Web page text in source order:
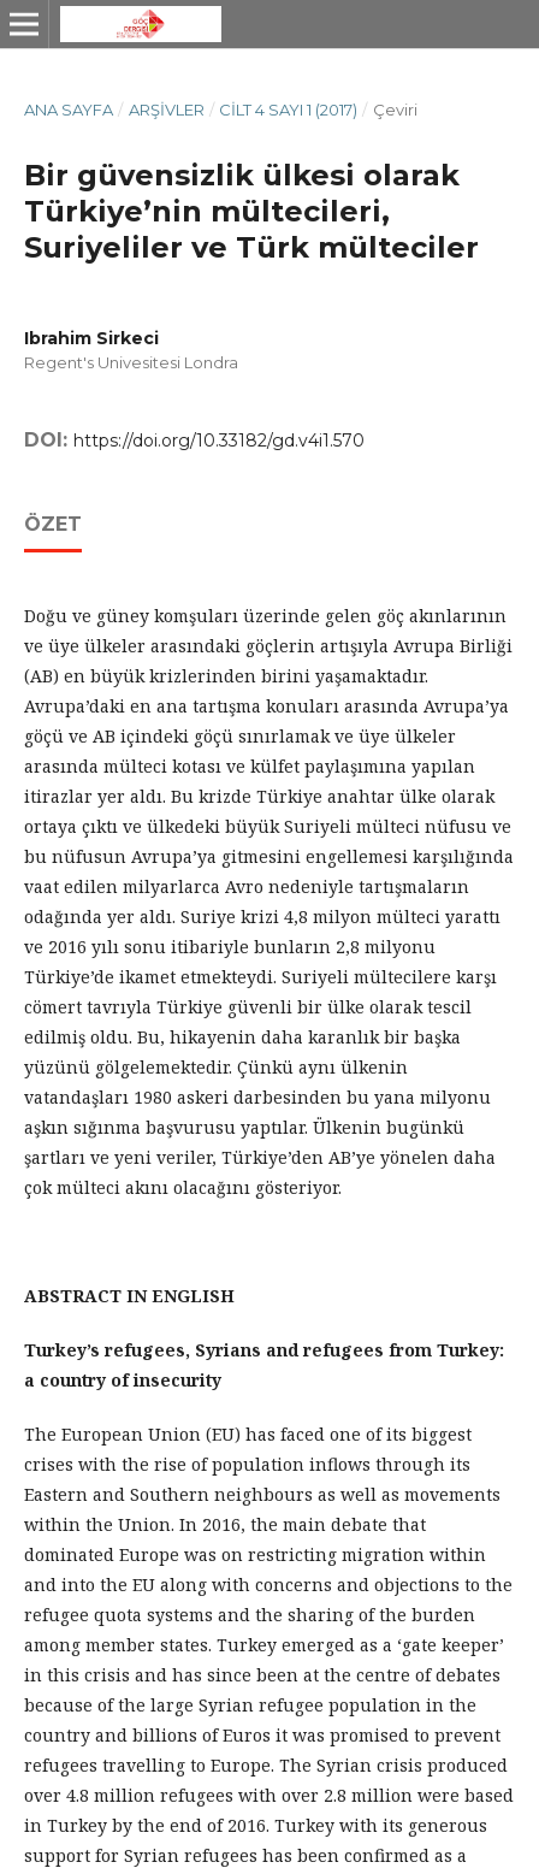
ANA SAYFA / ARŞIVLER / CILT 4 SAYI 1 (2017) / Çeviri
Bir güvensizlik ülkesi olarak
Türkiye’nin mültecileri,
Suriyeliler ve Türk mülteciler
Ibrahim Sirkeci
Regent's Univesitesi Londra
DOI: https://doi.org/10.33182/gd.v4i1.570
ÖZET
Doğu ve güney komşuları üzerinde gelen göç akınlarının
ve üye ülkeler arasındaki göçlerin artışıyla Avrupa Birliği
(AB) en büyük krizlerinden birini yaşamaktadır.
Avrupa’daki en ana tartışma konuları arasında Avrupa’ya
göçü ve AB içindeki göçü sınırlamak ve üye ülkeler
arasında mülteci kotası ve külfet paylaşımına yapılan
itirazlar yer aldı. Bu krizde Türkiye anahtar ülke olarak
ortaya çıktı ve ülkedeki büyük Suriyeli mülteci nüfusu ve
bu nüfusun Avrupa’ya gitmesini engellemesi karşılığında
vaat edilen milyarlarca Avro nedeniyle tartışmaların
odağında yer aldı. Suriye krizi 4,8 milyon mülteci yarattı
ve 2016 yılı sonu itibariyle bunların 2,8 milyonu
Türkiye’de ikamet etmekteydi. Suriyeli mültecilere karşı
cömert tavrıyla Türkiye güvenli bir ülke olarak tescil
edilmiş oldu. Bu, hikayenin daha karanlık bir başka
yüzünü gölgelemektedir. Çünkü aynı ülkenin
vatandaşları 1980 askeri darbesinden bu yana milyonu
aşkın sığınma başvurusu yaptılar. Ülkenin bugünkü
şartları ve yeni veriler, Türkiye’den AB’ye yönelen daha
çok mülteci akını olacağını gösteriyor.
ABSTRACT IN ENGLISH
Turkey’s refugees, Syrians and refugees from Turkey:
a country of insecurity
The European Union (EU) has faced one of its biggest
crises with the rise of population inflows through its
Eastern and Southern neighbours as well as movements
within the Union. In 2016, the main debate that
dominated Europe was on restricting migration within
and into the EU along with concerns and objections to the
refugee quota systems and the sharing of the burden
among member states. Turkey emerged as a ‘gate keeper’
in this crisis and has since been at the centre of debates
because of the large Syrian refugee population in the
country and billions of Euros it was promised to prevent
refugees travelling to Europe. The Syrian crisis produced
over 4.8 million refugees with over 2.8 million were based
in Turkey by the end of 2016. Turkey with its generous
support for Syrian refugees has been confirmed as a